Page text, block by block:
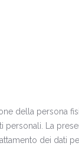
della persona
personali. La
dei dati